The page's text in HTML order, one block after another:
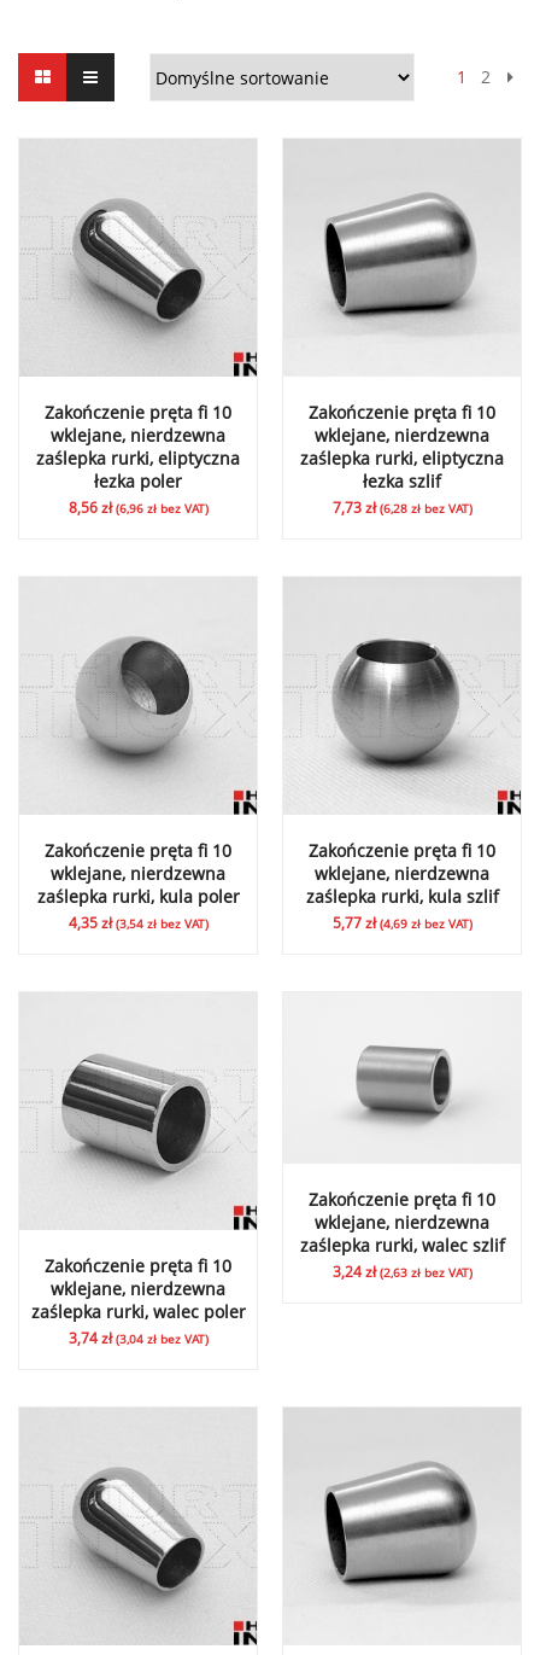
1 2
Zakończenie pręta fi 10
wklejane, nierdzewna
zaślepka rurki, eliptyczna
łezka poler
8,56zł (6,96 złbez VAT)
Zakończenie pręta fi 10
wklejane, nierdzewna
zaślepka rurki, eliptyczna
łezka szlif
7,73zł (6,28 złbez VAT)
Zakończenie pręta fi 10
wklejane, nierdzewna
zaślepka rurki, kula poler
4,35zł (3,54 złbez VAT)
Zakończenie pręta fi 10
wklejane, nierdzewna
zaślepka rurki, kula szlif
5,77zł (4,69 złbez VAT)
Zakończenie pręta fi 10
wklejane, nierdzewna
zaślepka rurki, walec poler
3,74zł (3,04 złbez VAT)
Zakończenie pręta fi 10
wklejane, nierdzewna
zaślepka rurki, walec szlif
3,24zł (2,63 złbez VAT)